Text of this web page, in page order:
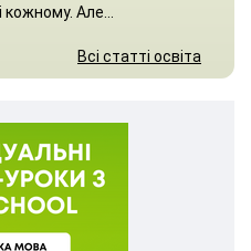
кожному. Але...
Всі статті освіта